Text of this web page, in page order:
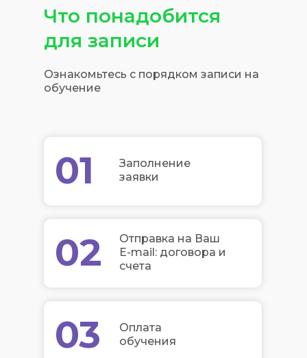
Что понадобится
для записи
Ознакомьтесь с порядком записи на
обучение
01
02
03
Заполнение
заявки
Отправка на Ваш
E-mail: договора и
счета
Оплата
обучения